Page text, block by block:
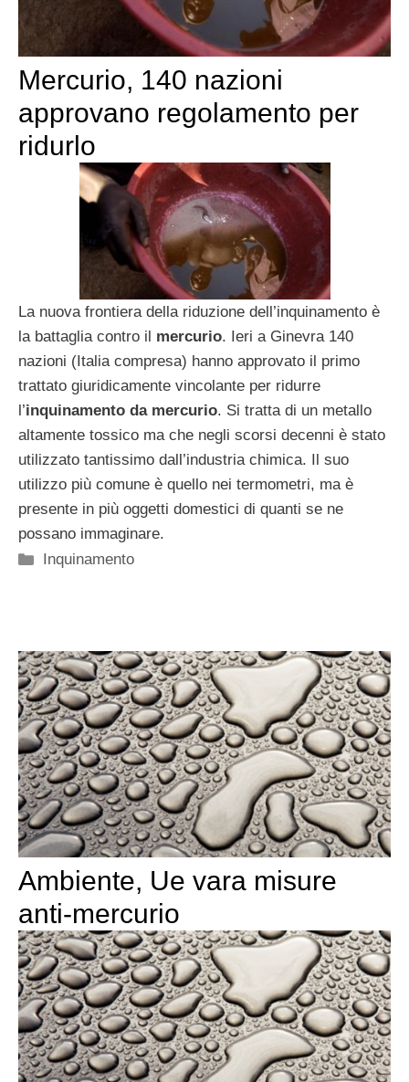
Mercurio, 140 nazioni
approvano regolamento per
ridurlo
La nuova frontiera della riduzione dell’inquinamento è
la battaglia contro il mercurio. Ieri a Ginevra 140
nazioni (Italia compresa) hanno approvato il primo
trattato giuridicamente vincolante per ridurre
l’inquinamento da mercurio. Si tratta di un metallo
altamente tossico ma che negli scorsi decenni è stato
utilizzato tantissimo dall’industria chimica. Il suo
utilizzo più comune è quello nei termometri, ma è
presente in più oggetti domestici di quanti se ne
possano immaginare.
Categorie
Inquinamento
Ambiente, Ue vara misure
anti-mercurio